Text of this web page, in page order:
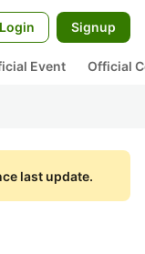
Login Signup
Event Official
last update.